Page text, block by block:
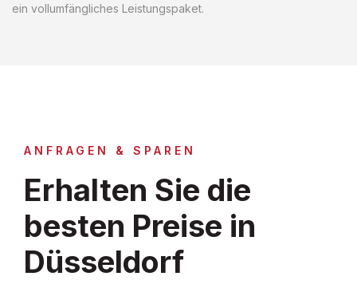
ein vollumfängliches Leistungspaket.
ANFRAGEN & SPAREN
Erhalten Sie die
besten Preise in
Düsseldorf